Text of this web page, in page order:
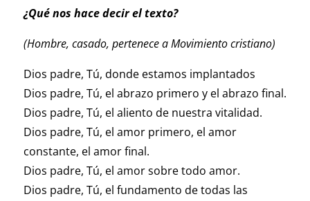
¿Qué nos hace decir el texto?
(Hombre, casado, pertenece a Movimiento cristiano)
Dios padre, Tú, donde estamos implantados
Dios padre, Tú, el abrazo primero y el abrazo final.
Dios padre, Tú, el aliento de nuestra vitalidad.
Dios padre, Tú, el amor primero, el amor
constante, el amor final.
Dios padre, Tú, el amor sobre todo amor.
Dios padre, Tú, el fundamento de todas las